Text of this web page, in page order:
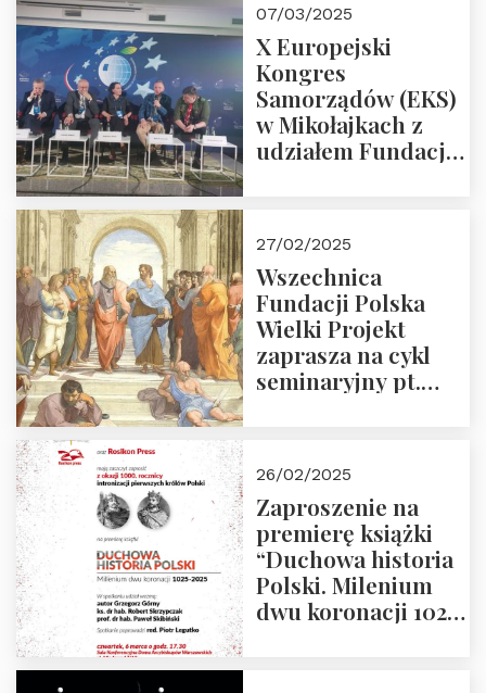
07/03/2025
X Europejski
Kongres
Samorządów (EKS)
w Mikołajkach z
udziałem Fundacji
27/02/2025
Wszechnica
Fundacji Polska
Wielki Projekt
zaprasza na cykl
seminaryjny pt.
26/02/2025
Zaproszenie na
premierę książki
“Duchowa historia
Polski. Milenium
dwu koronacji 1025-